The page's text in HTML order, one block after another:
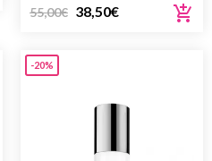
55,00€ 38,50€
-20%